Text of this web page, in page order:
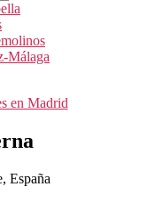
Málaga
en Madrid
España